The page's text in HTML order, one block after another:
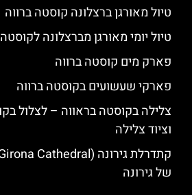
טיול מאורגן ברצלונה קוסטה ברווה
טיול יומי מאורגן מברצלונה
פארק מים קוסטה ברווה
פארקי שעשועים בקוסטה ברווה
צלילה בקוסטה בראווה – לצלול
וציוד צלילה
של גירונה